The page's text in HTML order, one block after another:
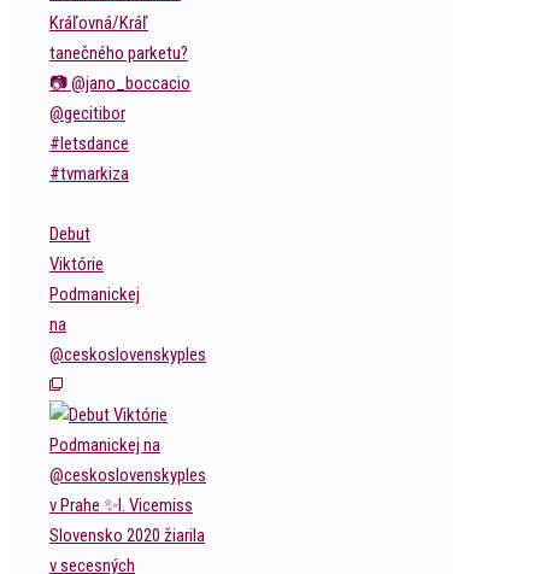
Debut
Viktórie
Podmanickej
na
@ceskoslovenskyples